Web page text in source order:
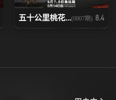
五十公里桃花...(0807期) 8.4